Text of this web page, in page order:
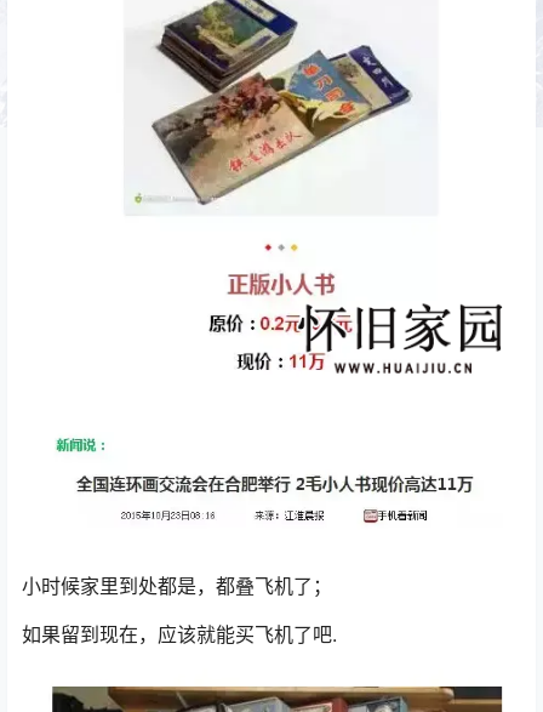
小时候家里到处都是，都叠飞机了；
如果留到现在，应该就能买飞机了吧.